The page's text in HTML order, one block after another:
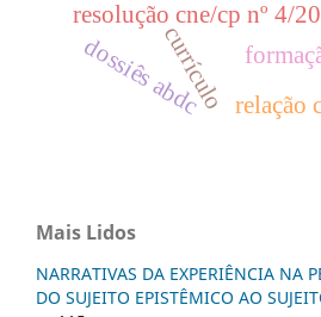
resolução cne/cp nº 4/
currículo relação
dossiês abdc
Mais Lidos
NARRATIVAS DA EXPERIÊNCIA NA
DO SUJEITO EPISTÊMICO AO